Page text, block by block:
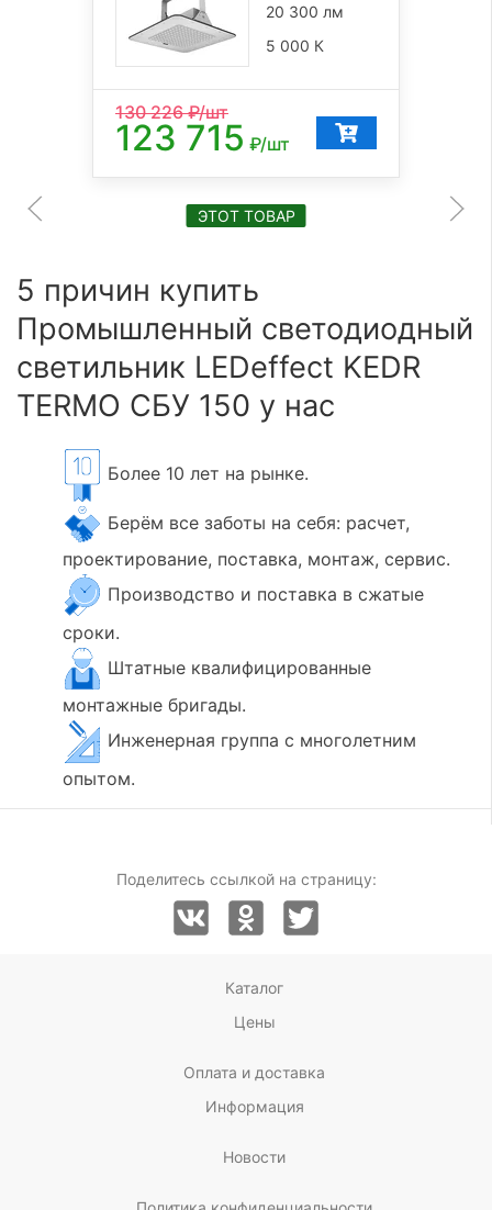
20 300 лм
5 000 К
130 226₽/шт
123 715 ₽/шт
ЭТОТ ТОВАР
5 причин купить
Промышленный светодиодный
светильник LEDeffect KEDR
TERMO СБУ 150 у нас
Более 10 лет на рынке.
Берём все заботы на себя: расчет,
проектирование, поставка, монтаж, сервис.
Производство и поставка в сжатые
сроки.
Штатные квалифицированные
монтажные бригады.
Инженерная группа с многолетним
опытом.
Поделитесь ссылкой на страницу:
Каталог
Цены
Оплата и доставка
Информация
Новости